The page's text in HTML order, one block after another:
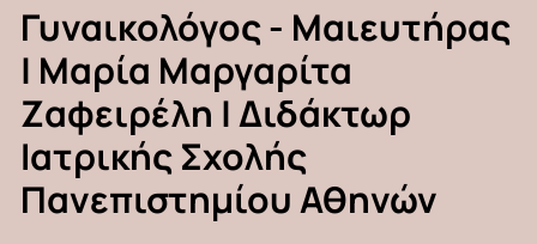
Γυναικολόγος- Μαιευτήρας
| Μαρία Μαργαρίτα
Ζαφειρέλη | Διδάκτωρ
ΙατρικήςΣχολής
Πανεπιστημίου Αθηνών